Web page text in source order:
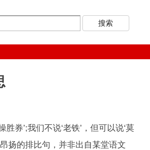
券’;我们不说‘老铁’，但可以说‘莫
扬的排比句，并非出自某堂语文